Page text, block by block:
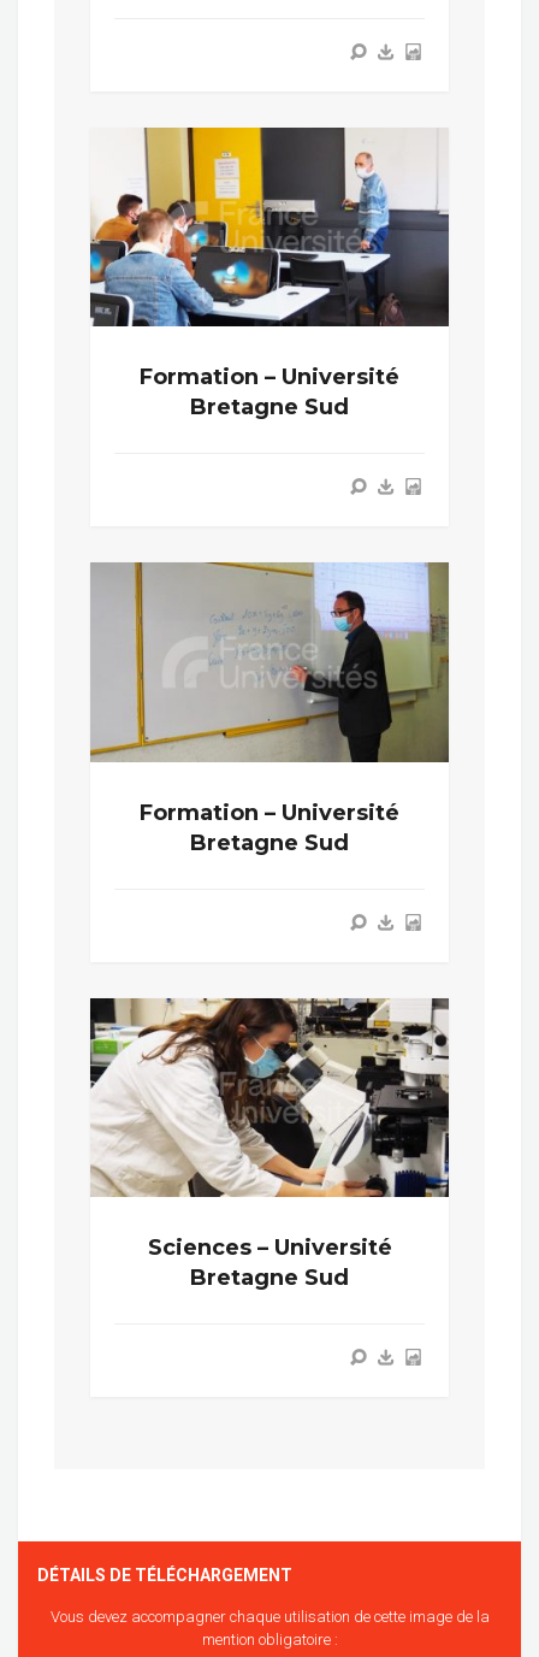
Formation – Université
Bretagne Sud
Formation – Université
Bretagne Sud
Sciences – Université
Bretagne Sud
DÉTAILS DE TÉLÉCHARGEMENT
Vous devez accompagner chaque utilisation de cette image de la
mention obligatoire :